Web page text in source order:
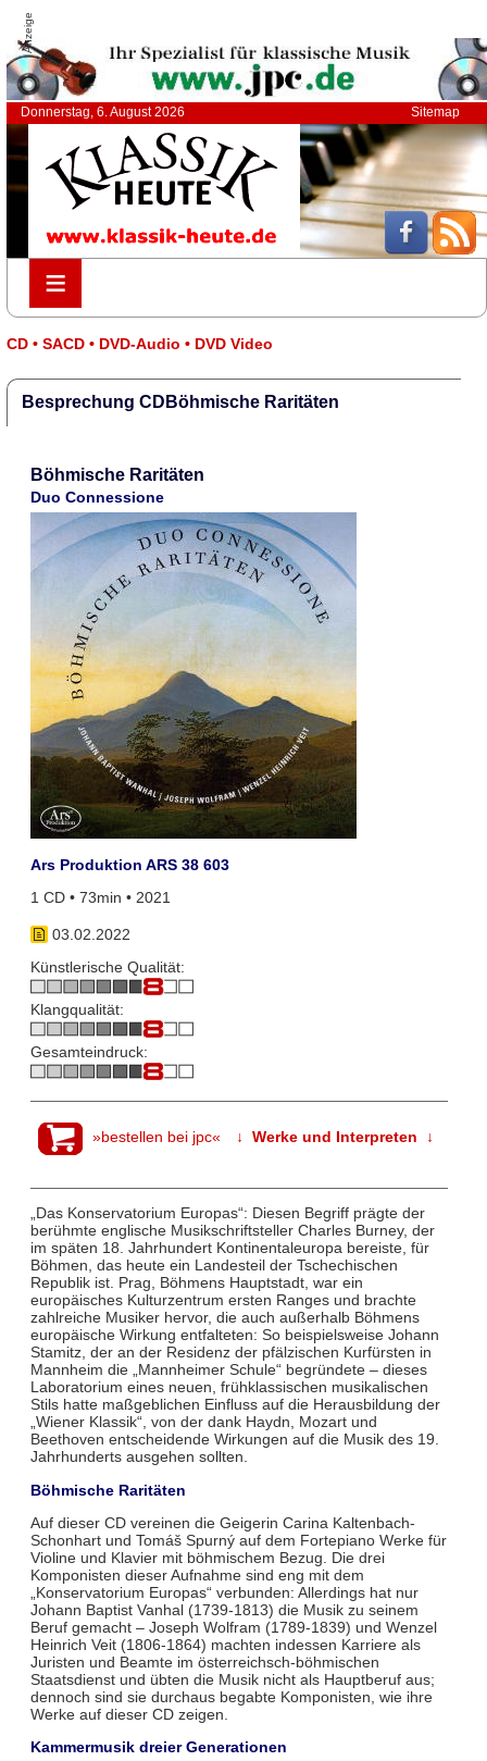
Anzeige
Donnerstag, 6. August 2026 Sitemap
≡
≡
CD • SACD • DVD-Audio • DVD Video
Besprechung CDBöhmische Raritäten
Böhmische Raritäten
Duo Connessione
Ars Produktion ARS 38 603
1 CD • 73min • 2021
03.02.2022
Künstlerische Qualität:
Klangqualität:
Gesamteindruck:
»bestellen bei jpc« ↓ Werke und Interpreten ↓
„Das Konservatorium Europas“: Diesen Begriff prägte der
berühmte englische Musikschriftsteller Charles Burney, der
im späten 18. Jahrhundert Kontinentaleuropa bereiste, für
Böhmen, das heute ein Landesteil der Tschechischen
Republik ist. Prag, Böhmens Hauptstadt, war ein
europäisches Kulturzentrum ersten Ranges und brachte
zahlreiche Musiker hervor, die auch außerhalb Böhmens
europäische Wirkung entfalteten: So beispielsweise Johann
Stamitz, der an der Residenz der pfälzischen Kurfürsten in
Mannheim die „Mannheimer Schule“ begründete – dieses
Laboratorium eines neuen, frühklassischen musikalischen
Stils hatte maßgeblichen Einfluss auf die Herausbildung der
„Wiener Klassik“, von der dank Haydn, Mozart und
Beethoven entscheidende Wirkungen auf die Musik des 19.
Jahrhunderts ausgehen sollten.
Böhmische Raritäten
Auf dieser CD vereinen die Geigerin Carina Kaltenbach-
Schonhart und Tomáš Spurný auf dem Fortepiano Werke für
Violine und Klavier mit böhmischem Bezug. Die drei
Komponisten dieser Aufnahme sind eng mit dem
„Konservatorium Europas“ verbunden: Allerdings hat nur
Johann Baptist Vanhal (1739-1813) die Musik zu seinem
Beruf gemacht – Joseph Wolfram (1789-1839) und Wenzel
Heinrich Veit (1806-1864) machten indessen Karriere als
Juristen und Beamte im österreichsch-böhmischen
Staatsdienst und übten die Musik nicht als Hauptberuf aus;
dennoch sind sie durchaus begabte Komponisten, wie ihre
Werke auf dieser CD zeigen.
Kammermusik dreier Generationen